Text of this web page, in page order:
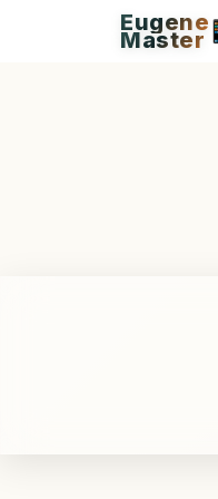
Apple
Eugene
Master